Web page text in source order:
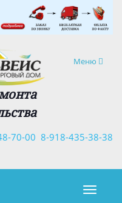
Навигация
Меню
8-918-435-38-38
70-00
×